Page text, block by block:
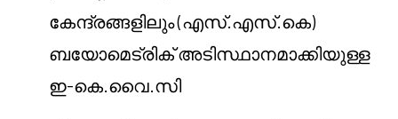
കേന്ദ്രങ്ങളിലും (എസ്.എസ്.കെ)
ബയോമെട്രിക് അടിസ്ഥാനമാക്കിയുള്ള
ഇ-കെ.വൈ.സി